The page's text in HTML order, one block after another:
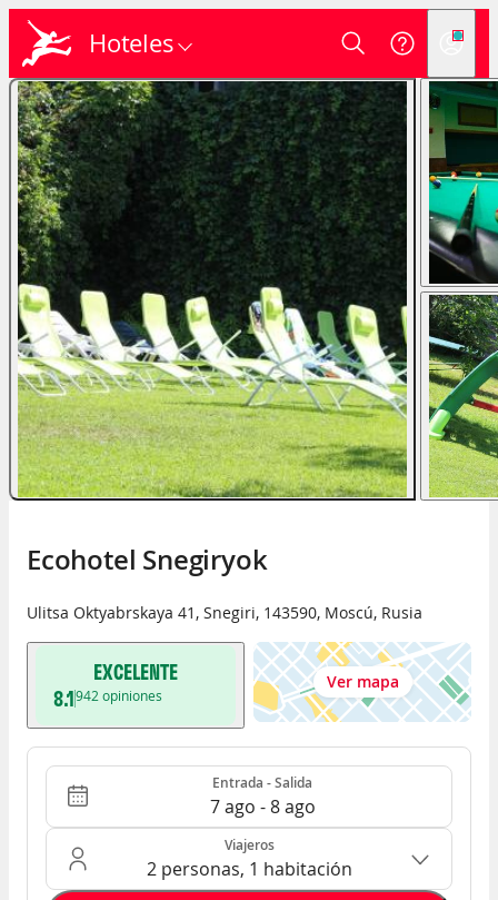
Hoteles
Ecohotel Snegiryok
Ulitsa Oktyabrskaya 41 , Snegiri, 143590, Moscú, Rusia
EXCELENTE
8.1942 opiniones
Ver mapa
Entrada - Salida Entrada - Salida
7 ago - 8 ago
Ocupación: 2 personas, 1 habitación
Viajeros
2 personas, 1 habitación